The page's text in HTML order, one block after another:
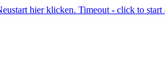
hier klicken. Timeout - click to start